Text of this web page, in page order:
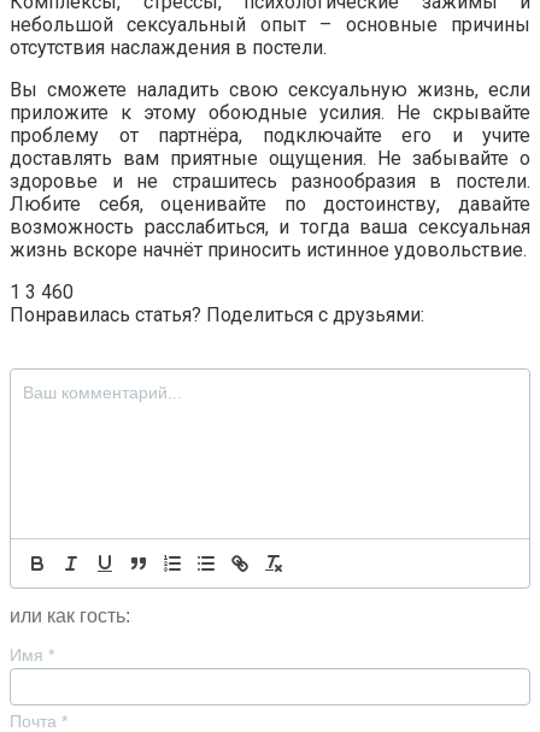
небольшой сексуальный опыт – основные причины
отсутствия наслаждения в постели.
Вы сможете наладить свою сексуальную жизнь, если
приложите к этому обоюдные усилия. Не скрывайте
проблему от партнёра, подключайте его и учите
доставлять вам приятные ощущения. Не забывайте о
здоровье и не страшитесь разнообразия в постели.
Любите себя, оценивайте по достоинству, давайте
возможность расслабиться, и тогда ваша сексуальная
жизнь вскоре начнёт приносить истинное удовольствие.
1 3 460
Понравилась статья? Поделиться с друзьями:
или как гость:
Имя *
Почта *